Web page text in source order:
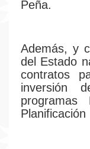
Peña.
Además, y
del Estado
contratos
inversión
Planificación